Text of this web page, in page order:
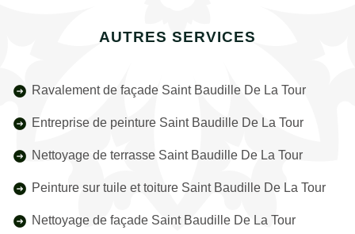
AUTRES SERVICES
Ravalement de façade Saint Baudille De La Tour
Entreprise de peinture Saint Baudille De La Tour
Nettoyage de terrasse Saint Baudille De La Tour
Peinture sur tuile et toiture Saint Baudille De La Tour
Nettoyage de façade Saint Baudille De La Tour